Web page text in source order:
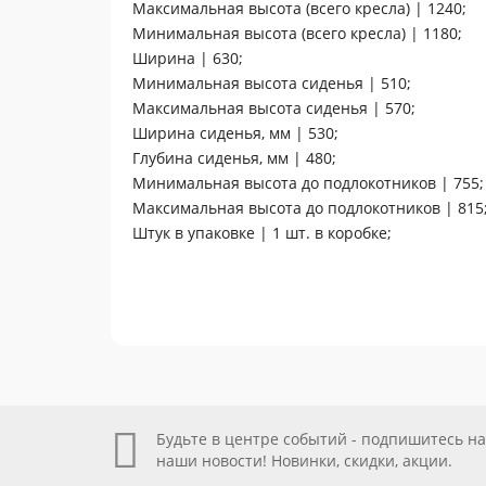
Максимальная высота (всего кресла) | 1240;
Минимальная высота (всего кресла) | 1180;
Ширина | 630;
Минимальная высота сиденья | 510;
Максимальная высота сиденья | 570;
Ширина сиденья, мм | 530;
Глубина сиденья, мм | 480;
Минимальная высота до подлокотников | 755;
Максимальная высота до подлокотников | 815;
Штук в упаковке | 1 шт. в коробке;
Будьте в центре событий - подпишитесь на
наши новости! Новинки, скидки, акции.